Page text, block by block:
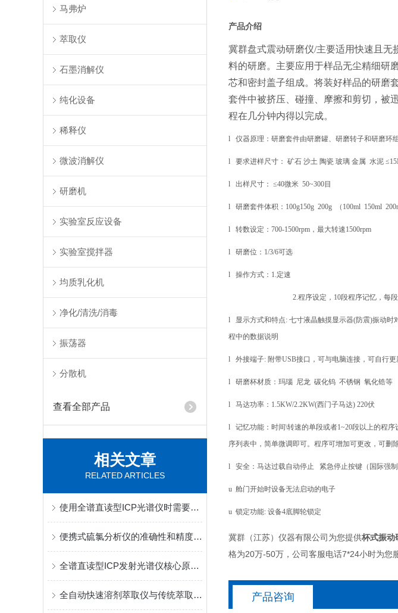
马弗炉
萃取仪
石墨消解仪
纯化设备
稀释仪
微波消解仪
研磨机
实验室反应设备
实验室搅拌器
均质乳化机
净化/清洗/消毒
振荡器
分散机
查看全部产品
相关文章
RELATED ARTICLES
使用全谱直读型ICP光谱仪时需要注意哪些要点？
便携式硫氯分析仪的准确性和精度如何保证？
全谱直读型ICP发射光谱仪核心原理及行业应用
全自动快速溶剂萃取仪与传统萃取方法的优势比较
产品介绍
冀群盘式震动研磨仪/主要适用快速且
料的研磨。主要应用于样品无尘精细研
芯和密封盖子组成。将装好样品的研磨
套件中被挤压、碰撞、摩擦和剪切，被
程在几分钟内得以完成。
l 仪器原理：研磨套件由研磨罐、研磨转子和研磨环
l 要求进样尺寸： 矿石 沙土 陶瓷 玻璃 金属 水泥
l 出样尺寸： ≤40微米 50~300目
l 研磨套件体积：100g150g 200g （100ml 150ml
l 转数设定：700-1500rpm，最大转速1500rpm
l 研磨位：1/3/6可选
l 操作方式：1.定速
2.程序设定，10段程序记忆，每
l 显示方式和特点: 七寸液晶触摸显示器(防震)振动
程中的数据说明
l 外接端子: 附带USB接口，可与电脑连接，可自行
l 研磨杯材质：玛瑙 尼龙 碳化钨 不锈钢 氧化锆等
l 马达功率：1.5KW/2.2KW(西门子马达) 220伏
l 记忆功能：时间\转速的单段或者1~20段以上的程
序列表中，简单微调即可。程序可增加可更改，可删除
l 安全：马达过载自动停止 紧急停止按键（国际强制
u 舱门开始时设备无法启动的电子
u 锁定功能: 设备4底脚轮锁定
冀群（江苏）仪器有限公司为您提供杯式振动
格为20万-50万，公司客服电话7*24小时为您
产品咨询